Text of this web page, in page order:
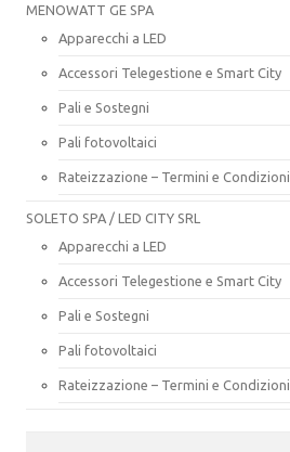
MENOWATT GE SPA
Apparecchi a LED
Accessori Telegestione e Smart City
Pali e Sostegni
Pali fotovoltaici
Rateizzazione – Termini e Condizioni
SOLETO SPA / LED CITY SRL
Apparecchi a LED
Accessori Telegestione e Smart City
Pali e Sostegni
Pali fotovoltaici
Rateizzazione – Termini e Condizioni